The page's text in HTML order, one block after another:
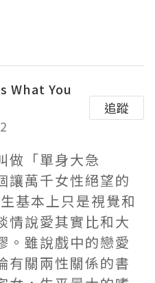
What You
追蹤
做「單身大急
讓萬千女性絕望的
基本上只是視覺和
情說愛其實比和大
。雖說戲中的戀愛
有關兩性關係的書